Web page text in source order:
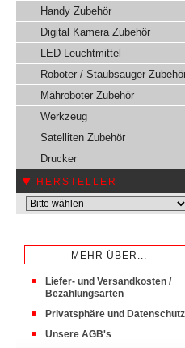
Handy Zubehör
Digital Kamera Zubehör
LED Leuchtmittel
Roboter / Staubsauger
Mähroboter Zubehör
Werkzeug
Satelliten Zubehör
Drucker
HERSTELLER
MEHR ÜBER...
Liefer- und Versandkosten /
Bezahlungsarten
Privatsphäre und Datenschutz
Unsere AGB's